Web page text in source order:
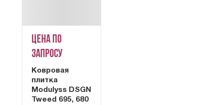
Цена по
запросу
Ковровая
плитка
Modulyss DSGN
Tweed 695, 680